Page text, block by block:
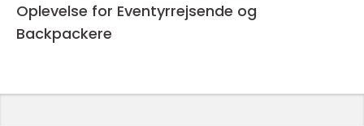
Oplevelse for Eventyrrejsende og
Backpackere